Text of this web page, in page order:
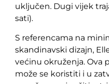
uključen. Dugi vijek
sati).
S referencama na
skandinavski dizajn,
većinu okruženja. Ova
može se koristiti i u